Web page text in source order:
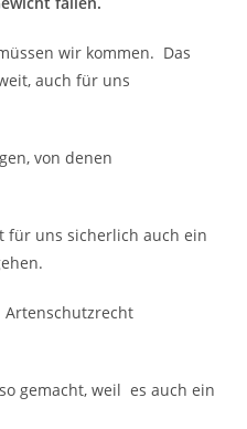
wir kommen. Das
auch für uns
von denen
für uns sicherlich auch ein
gemacht, weil es auch ein